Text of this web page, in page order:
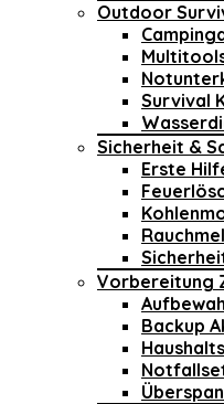
Outdoor
Survival
Sicherheit &
Erste
Vorbereitung
Backup